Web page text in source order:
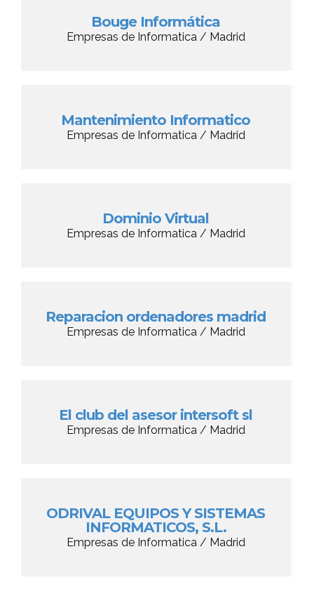
Bouge Informática
Empresas de Informatica / Madrid
Mantenimiento Informatico
Empresas de Informatica / Madrid
Dominio Virtual
Empresas de Informatica / Madrid
Reparacion ordenadores madrid
Empresas de Informatica / Madrid
El club del asesor intersoft sl
Empresas de Informatica / Madrid
ODRIVAL EQUIPOS Y SISTEMAS
INFORMATICOS, S.L.
Empresas de Informatica / Madrid